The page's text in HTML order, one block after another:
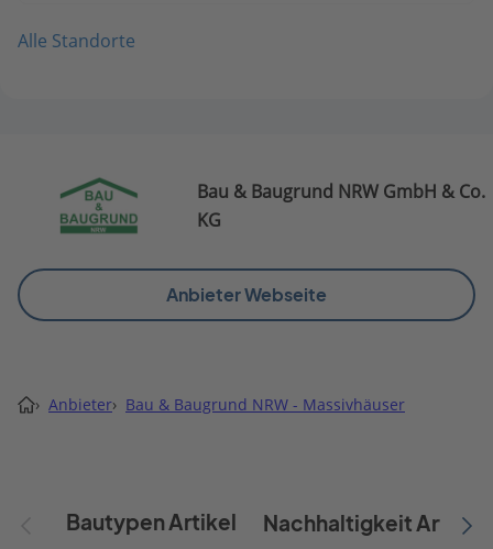
Alle Standorte
Bau & Baugrund NRW GmbH & Co.
KG
Anbieter Webseite
› Anbieter› Bau & Baugrund NRW - Massivhäuser
Bautypen Artikel Nachhaltigkeit Artikel